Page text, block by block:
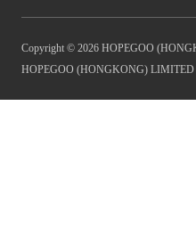
Copyright © 2026 HOPEGOO
HOPEGOO (HONGKONG)